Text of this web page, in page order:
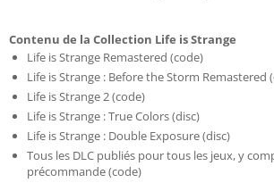
Contenu de la Collection Life is Strange
Life is Strange Remastered (code)
Life is Strange : Before the Storm Remastered
Life is Strange 2 (code)
Life is Strange : True Colors (disc)
Life is Strange : Double Exposure (disc)
Tous les DLC publiés pour tous les jeux, y
précommande (code)